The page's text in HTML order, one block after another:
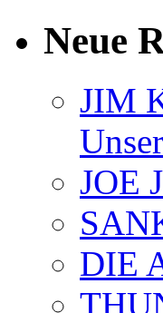
Neue
JIM
JOE
DIE